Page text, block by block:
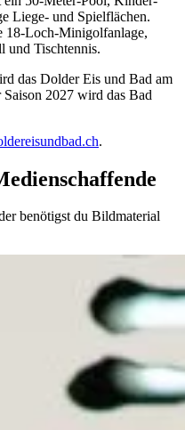
Liege- und Spielflächen.
18-Loch-Minigolfanlage,
und Tischtennis.
das Dolder Eis und Bad am
2027 wird das Bad
.
benötigst du Bildmaterial